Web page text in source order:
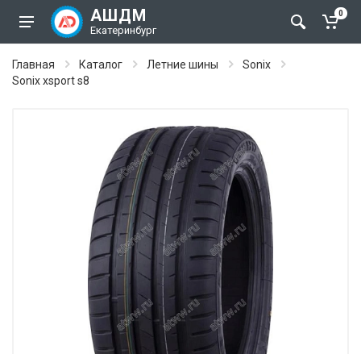
АШДМ
Екатеринбург
0
Главная Каталог Летние шины
Sonix
Sonix xsport s8